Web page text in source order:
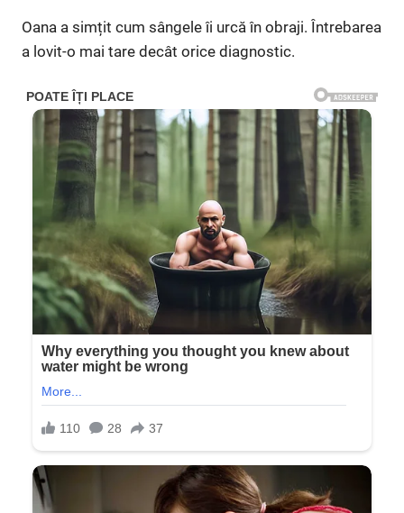
Oana a simțit cum sângele îi urcă în obraji. Întrebarea
a lovit-o mai tare decât orice diagnostic.